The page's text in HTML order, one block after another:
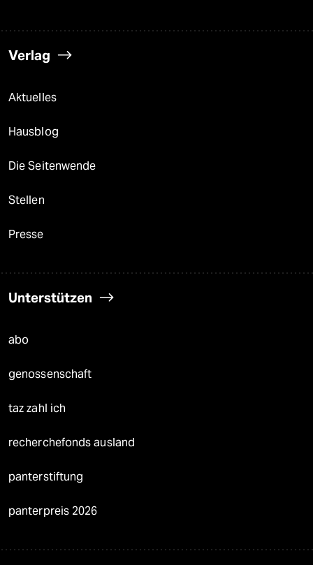
Verlag
Aktuelles
Hausblog
Die Seitenwende
Stellen
Presse
Unterstützen
abo
genossenschaft
taz zahl ich
recherchefonds ausland
panterstiftung
panterpreis 2026